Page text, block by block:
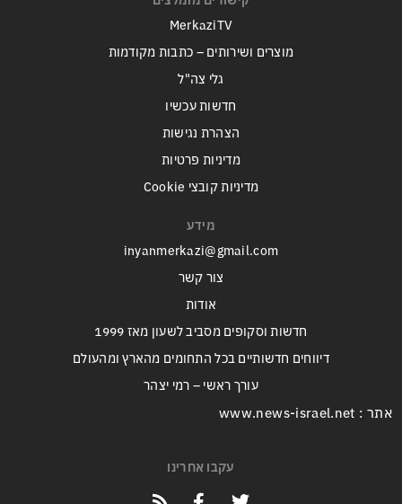
MerkaziTV
מוצרים ושירותים – כתבות מקודמות
גלי צה"ל
חדשות עכשיו
הצהרת נגישות
מדיניות פרטיות
מדיניות קובצי Cookie
מידע
inyanmerkazi@gmail.com
צור קשר
אודות
חדשות וסקופים מסביב לשעון מאז 1999
דיווחים חדשותיים בכל התחומים מהארץ ומהעולם
עורך ראשי – רמי יצהר
אתר : www.news-israel.net
עקבו אחרינו